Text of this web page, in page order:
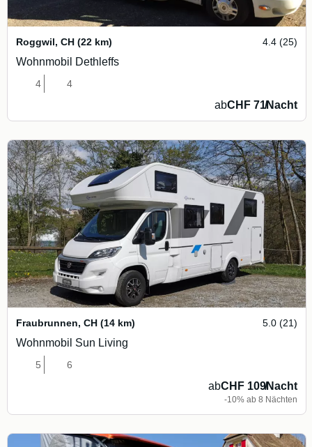
Roggwil, CH (22 km) 4.4 (25)
Wohnmobil Dethleffs
4 4
abCHF 71/Nacht
Fraubrunnen, CH (14 km) 5.0 (21)
Wohnmobil Sun Living
5 6
abCHF 109/Nacht
-10% ab 8 Nächten